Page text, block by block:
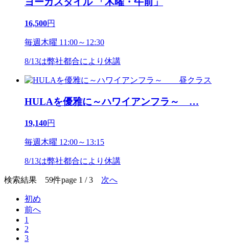
16,500円
毎週木曜 11:00～12:30
8/13は弊社都合により休講
HULAを優雅に～ハワイアンフラ～ …
19,140円
毎週木曜 12:00～13:15
8/13は弊社都合により休講
検索結果 59件page 1 / 3 次へ
初め
前へ
1
2
3